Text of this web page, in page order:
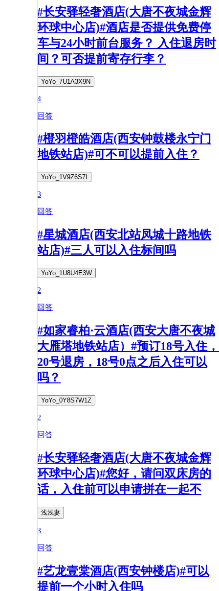
#长安驿轻奢酒店(大唐不夜城金辉
环球中心店)#酒店是否提供免费停
车与24小时前台服务？ 入住退房时
间？可否提前寄存行李？
YoYo_7U1A3X9N
4
回答
#橙羽橙皓酒店(西安钟鼓楼永宁门
地铁站店)#可不可以提前入住？
YoYo_1V9Z6S7I
3
回答
#星城酒店(西安北站凤城十路地铁
站店)#三人可以入住标间吗
YoYo_1U8U4E3W
2
回答
#如家睿柏·云酒店(西安大唐不夜城
大雁塔地铁站店）#预订18号入住，
20号退房，18号0点之后入住可以
吗？
YoYo_0Y8S7W1Z
2
回答
#长安驿轻奢酒店(大唐不夜城金辉
环球中心店)#您好，请问双床房的
话，入住前可以申请拼在一起不
浅浅妻
3
回答
#艺龙壹棠酒店(西安钟楼店)#可以
提前一个小时入住吗